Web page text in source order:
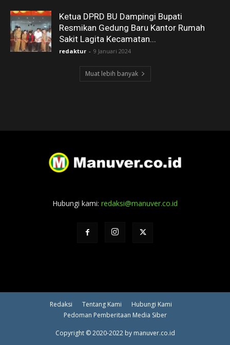
Ketua DPRD BU Dampingi Bupati
Resmikan Gedung Baru Kantor Rumah
Sakit Lagita Kecamatan...
redaktur - 9 Januari 2024
Muat lebih banyak
Hubungi kami: redaksi@manuver.co.id
Redaksi Tentang Kami
Hubungi Kami
Pedoman Pemberitaan Media Siber
Copyright © 2020-2022 by manuver.co.id